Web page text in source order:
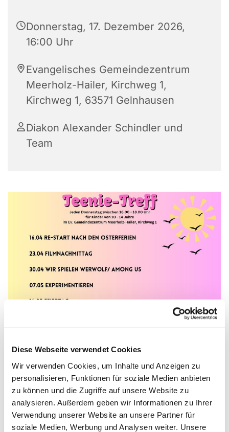
Diese Webseite verwendet Cookies
Wir verwenden Cookies, um Inhalte und Anzeigen zu
personalisieren, Funktionen für soziale Medien anbieten
zu können und die Zugriffe auf unsere Website zu
analysieren. Außerdem geben wir Informationen zu Ihrer
Verwendung unserer Website an unsere Partner für
soziale Medien, Werbung und Analysen weiter. Unsere
Donnerstag, 17. Dezember 2026,
16:00 Uhr
Evangelisches Gemeindezentrum
Meerholz-Hailer, Kirchweg 1,
Kirchweg 1, 63571 Gelnhausen
Diakon Alexander Schindler und
Team